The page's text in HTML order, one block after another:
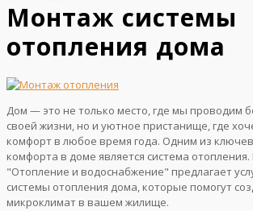
Монтаж системы
отопления дома
Дом — это не только место, где мы проводим
своей жизни, но и уютное пристанище, где
комфорт в любое время года. Одним из
комфорта в доме является система
"Отопление и водоснабжение" предлагает
системы отопления дома, которые помогут
микроклимат в вашем жилище.